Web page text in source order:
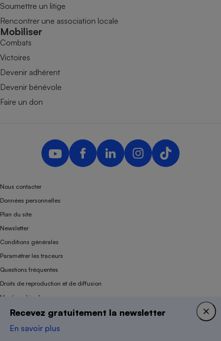
Recevez gratuitement la newsletter
En savoir plus
Soumettre un litige
Rencontrer une association locale
Mobiliser
Combats
Victoires
Devenir adhérent
Devenir bénévole
Faire un don
Nous contacter
Données personnelles
Plan du site
Newsletter
Conditions générales
Paramétrer les traceurs
Questions fréquentes
Droits de reproduction et de diffusion
Mentions légales
Panel